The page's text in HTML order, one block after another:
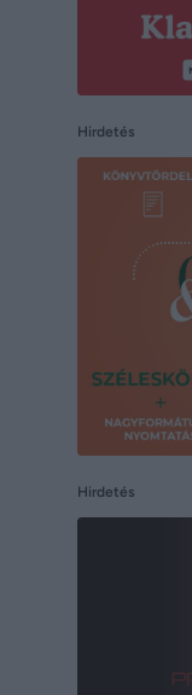
Hirdetés
Hirdetés